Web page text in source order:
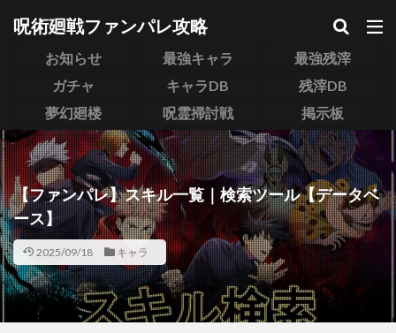
呪術廻戦ファンパレ攻略
お知らせ 最強キャラ
最強残滓
ガチャ
キャラDB
残滓DB
夢幻廻楼
呪霊掃討戦 掲示板
【ファンパレ】スキル一覧｜検索ツール【データベ
ース】
2025/09/18 キャラ